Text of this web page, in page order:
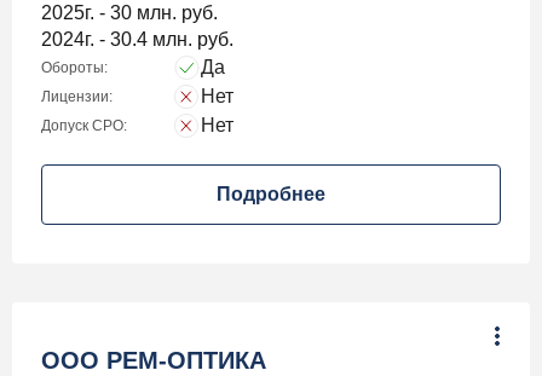
2025г. - 30 млн. руб.
2024г. - 30.4 млн. руб.
Обороты: Да
Лицензии: Нет
Допуск СРО: Нет
Подробнее
ООО РЕМ-ОПТИКА